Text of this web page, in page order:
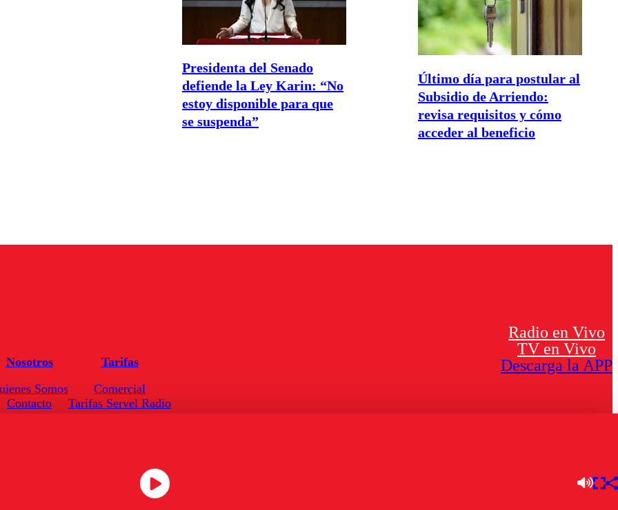
Presidenta del Senado
defiende la Ley Karin: “No
estoy disponible para que
se suspenda”
Último día para postular al
Subsidio de Arriendo:
revisa requisitos y cómo
acceder al beneficio
Nosotros
Somos
Contacto
Tarifas
Comercial
Tarifas Servel Radio
Radio en Vivo
TV en Vivo
Descarga la APP